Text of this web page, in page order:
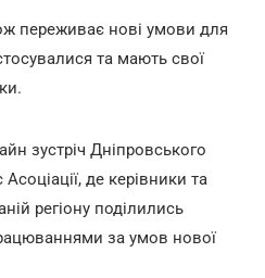
переживає нові умови для
та мають свої
зустріч Дніпровського
де керівники та
регіону поділились
за умов нової